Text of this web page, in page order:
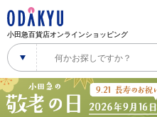
小田急百貨店オンラインショッピング